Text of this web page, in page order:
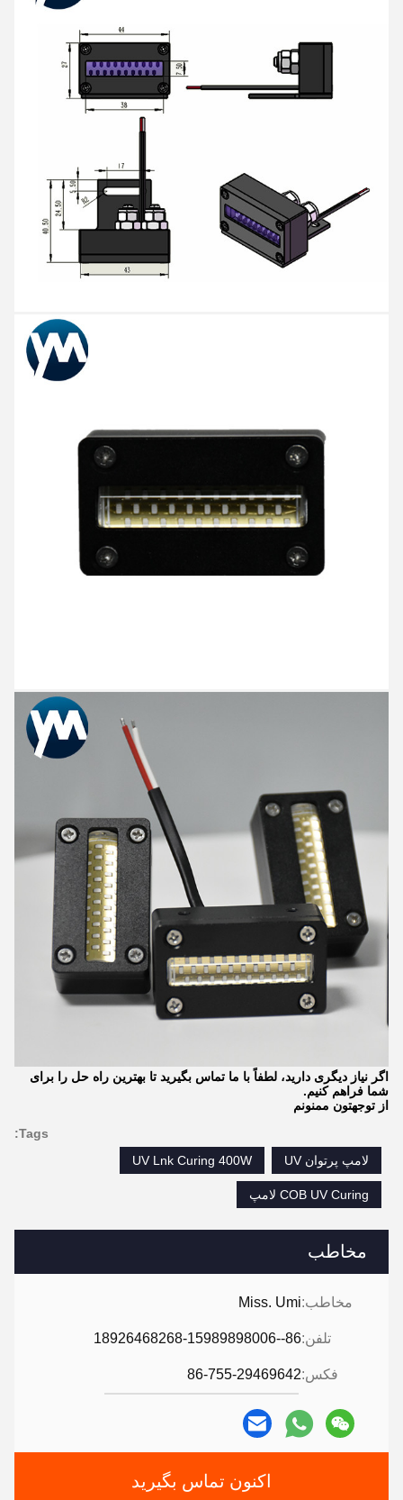
مخاطب
مخاطب:Miss. Umi
تلفن:86--18926468268-15989898006
فکس:86-755-29469642
اکنون تماس بگیرید
اگر نیاز دیگری دارید، لطفاً با ما تماس بگیرید تا بهترین راه حل را برای
شما فراهم کنیم.
از توجهتون ممنونم
Tags:
لامپ پرتوان UV
UV Lnk Curing 400W
COB UV Curing لامپ